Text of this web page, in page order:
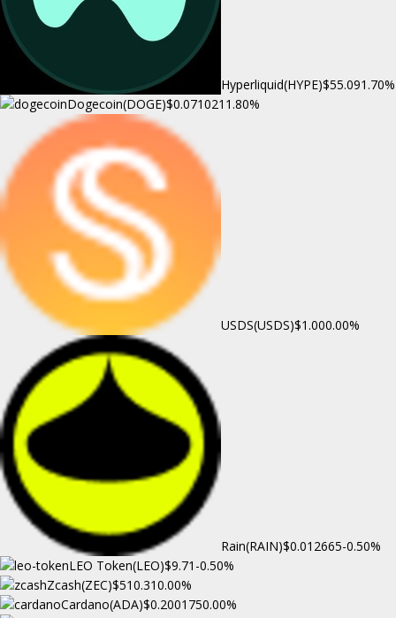
Hyperliquid(HYPE)$55.091.70%
Dogecoin(DOGE)$0.071021 1.80%
USDS(USDS)$1.000.00%
Rain(RAIN)$0.012665-0.50%
LEO Token(LEO)$9.71 -0.50%
Zcash(ZEC)$510.310.00%
Cardano(ADA)$0.2001750.00%